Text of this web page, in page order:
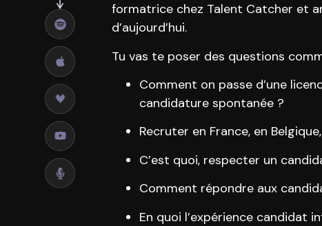
formatrice chez Talent Catcher et
d’aujourd’hui.
Tu vas te poser des questions
Comment on passe d’une
candidature spontanée ?
Recruter en France, en
C’est quoi, respecter un
Comment répondre aux
En quoi l’expérience candidat